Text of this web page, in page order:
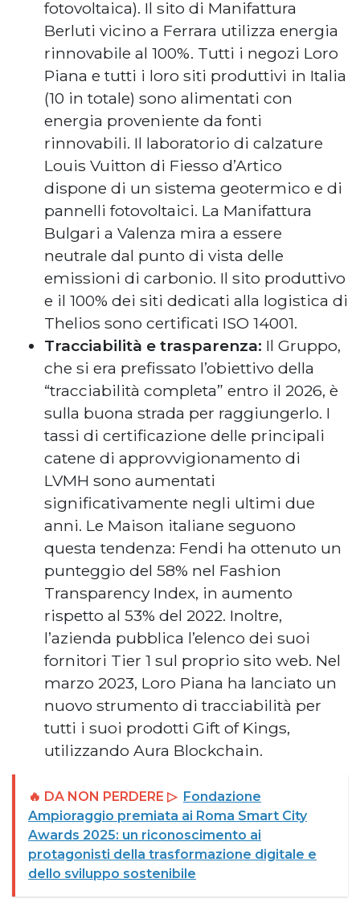
fotovoltaica). Il sito di Manifattura
Berluti vicino a Ferrara utilizza energia
rinnovabile al 100%. Tutti i negozi Loro
Piana e tutti i loro siti produttivi in Italia
(10 in totale) sono alimentati con
energia proveniente da fonti
rinnovabili. Il laboratorio di calzature
Louis Vuitton di Fiesso d’Artico
dispone di un sistema geotermico e di
pannelli fotovoltaici. La Manifattura
Bulgari a Valenza mira a essere
neutrale dal punto di vista delle
emissioni di carbonio. Il sito produttivo
e il 100% dei siti dedicati alla logistica di
Thelios sono certificati ISO 14001.
Tracciabilità e trasparenza: Il Gruppo,
che si era prefissato l’obiettivo della
“tracciabilità completa” entro il 2026, è
sulla buona strada per raggiungerlo. I
tassi di certificazione delle principali
catene di approvvigionamento di
LVMH sono aumentati
significativamente negli ultimi due
anni. Le Maison italiane seguono
questa tendenza: Fendi ha ottenuto un
punteggio del 58% nel Fashion
Transparency Index, in aumento
rispetto al 53% del 2022. Inoltre,
l’azienda pubblica l’elenco dei suoi
fornitori Tier 1 sul proprio sito web. Nel
marzo 2023, Loro Piana ha lanciato un
nuovo strumento di tracciabilità per
tutti i suoi prodotti Gift of Kings,
utilizzando Aura Blockchain.
🔥 DA NON PERDERE ▷ Fondazione
Ampioraggio premiata ai Roma Smart City
Awards 2025: un riconoscimento ai
protagonisti della trasformazione digitale e
dello sviluppo sostenibile